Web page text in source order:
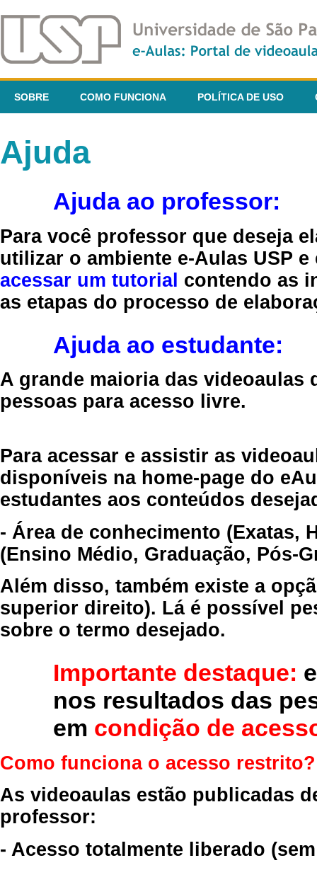
SOBRE COMO FUNCIONA POLÍTICA DE USO
Ajuda
Ajuda ao professor:
Para você professor que deseja
utilizar o ambiente e-Aulas USP
acessar um tutorial contendo as
as etapas do processo de
Ajuda ao estudante:
A grande maioria das videoaulas
pessoas para acesso livre.
Para acessar e assistir as
disponíveis na home-page do
estudantes aos conteúdos
- Área de conhecimento (Exatas,
(Ensino Médio, Graduação, Pós-
Além disso, também existe a
superior direito). Lá é possível
sobre o termo desejado.
Importante destaque:
nos resultados das
em condição de
Como funciona o acesso restrito?
As videoaulas estão publicadas
professor:
- Acesso totalmente liberado